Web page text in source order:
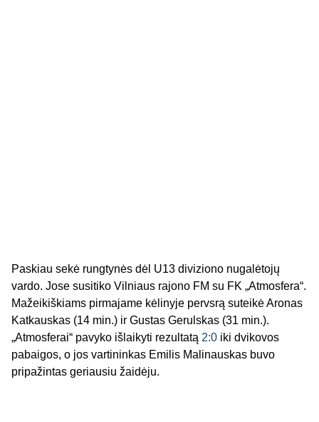
Paskiau sekė rungtynės dėl U13 diviziono nugalėtojų
vardo. Jose susitiko Vilniaus rajono FM su FK „Atmosfera“.
Mažeikiškiams pirmajame kėlinyje pervsrą suteikė Aronas
Katkauskas (14 min.) ir Gustas Gerulskas (31 min.).
„Atmosferai“ pavyko išlaikyti rezultatą 2:0 iki dvikovos
pabaigos, o jos vartininkas Emilis Malinauskas buvo
pripažintas geriausiu žaidėju.